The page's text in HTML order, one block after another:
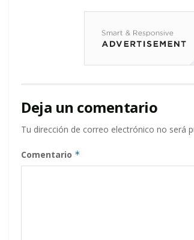
Deja un comentario
Tu dirección de correo electrónico no será
Comentario *